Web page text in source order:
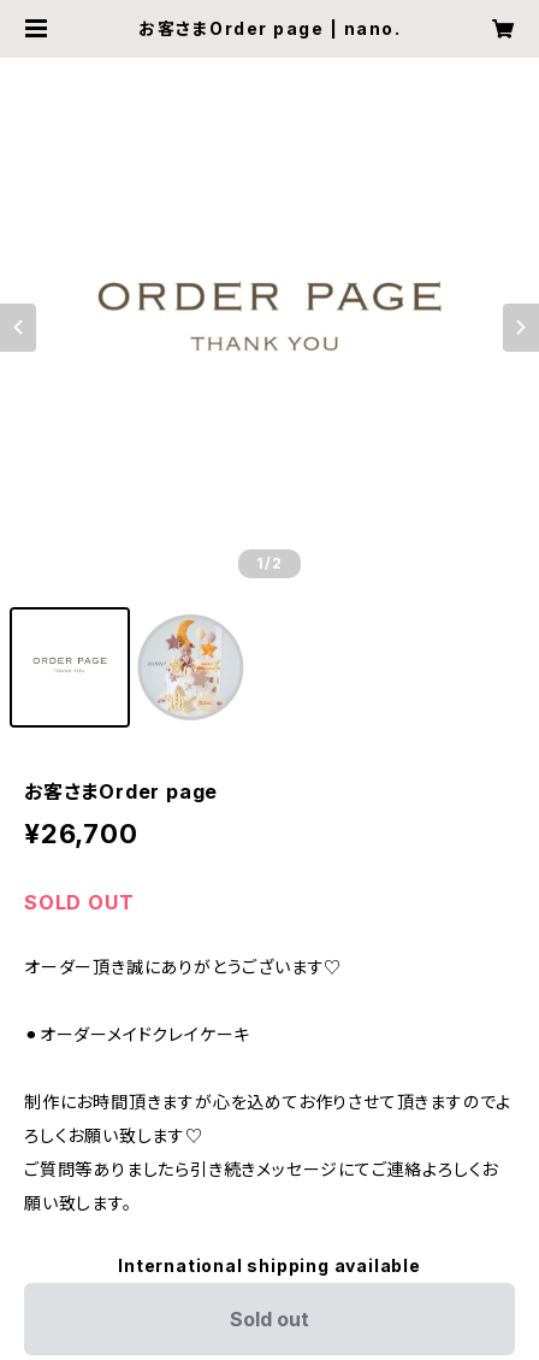
お客さまOrder page | nano.
1 /2
お客さまOrder page
¥26,700
SOLD OUT
オーダー頂き誠にありがとうございます♡
⚫︎オーダーメイドクレイケーキ
制作にお時間頂きますが心を込めてお作りさせて頂きますのでよ
ろしくお願い致します♡
ご質問等ありましたら引き続きメッセージにてご連絡よろしくお
願い致します。
International shipping available
Sold out